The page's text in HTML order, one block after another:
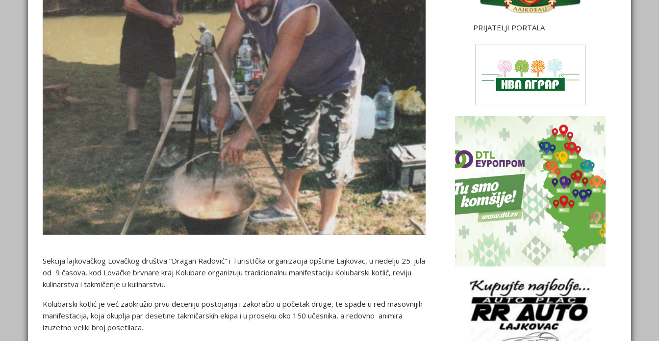
Sekcija lajkovačkog Lovačkog društva “Dragan Radović” i TuristIčka organizacija opštine Lajkovac, u nedelju 25. jula
od 9 časova, kod Lovačke brvnare kraj Kolubare organizuju tradicionalnu manifestaciju Kolubarski kotlić, reviju
kulinarstva i takmičenje u kulinarstvu.
Kolubarski kotlić je već zaokružio prvu deceniju postojanja i zakoračio u početak druge, te spade u red masovnijih
manifestacija, koja okuplja par desetine takmičarskih ekipa i u proseku oko 150 učesnika, a redovno animira
izuzetno veliki broj posetilaca.
PRIJATELJI PORTALA